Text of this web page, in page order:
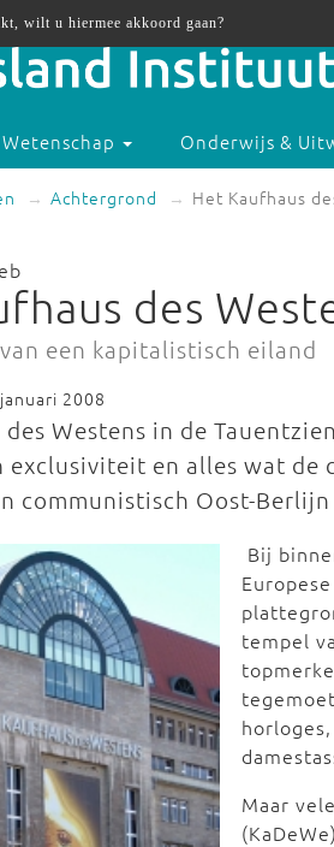
Wetenschap Onderwijs &
Achtergrond Het Kaufhaus
des
een kapitalistisch eiland
2008
des Westens in de
exclusiviteit en alles wat
communistisch Oost-
Bij
tempel
Maar
wilt u hiermee akkoord gaan?